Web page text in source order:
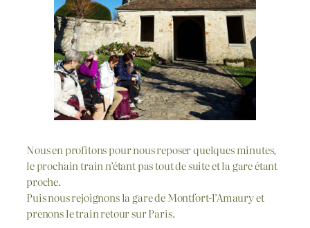
Nous en profitons pour nous reposer quelques minutes,
le prochain train n’étant pas tout de suite et la gare étant
proche.
Puis nous rejoignons la gare de Montfort-l’Amaury et
prenons le train retour sur Paris.